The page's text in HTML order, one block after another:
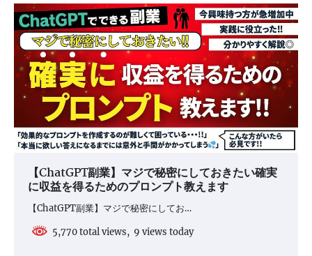
【ChatGPT副業】マジで秘密にしておきたい確実
に収益を得るためのプロンプト教えます
【ChatGPT副業】マジで秘密にしてお…
5,770 total views, 9 views today